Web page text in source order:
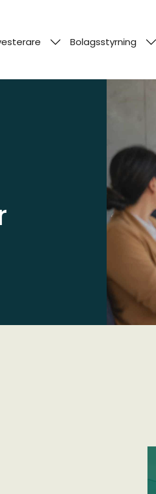
Bolagsstyrning